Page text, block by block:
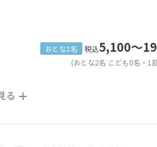
おとな1名 税込5,100～
(おとな2名 こども0名・1
る